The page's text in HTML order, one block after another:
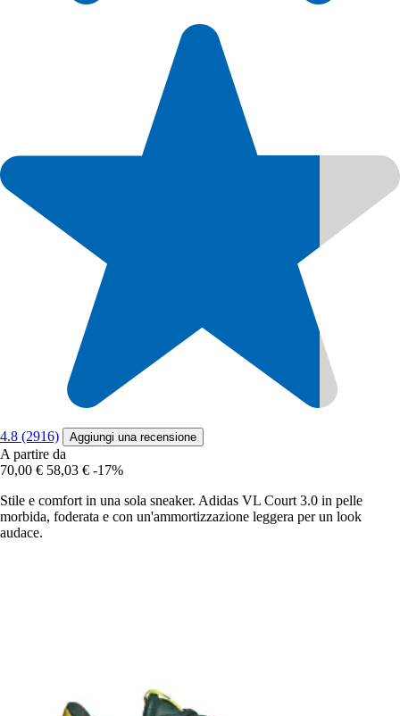
4.8 (2916) Aggiungi una recensione
A partire da
70,00 € 58,03 € -17%
Stile e comfort in una sola sneaker. Adidas VL Court 3.0 in pelle
morbida, foderata e con un'ammortizzazione leggera per un look
audace.